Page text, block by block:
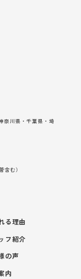
奈川県・千葉県・埼
む）
る理由
フ紹介
の声
内